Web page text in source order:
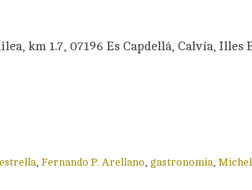
km 1.7, 07196 Es Capdellá, Calvía, Illes
estrella, Fernando P. Arellano, gastronomía,